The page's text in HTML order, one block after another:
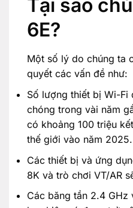
Tại sao
6E?
Một số lý do chúng ta
quyết các vấn đề như:
Số lượng thiết bị Wi-Fi
chóng trong vài năm
có khoảng 100 triệu
thế giới vào năm 2025.
Các thiết bị và ứng
8K và trò chơi VT/AR
Các băng tần 2.4